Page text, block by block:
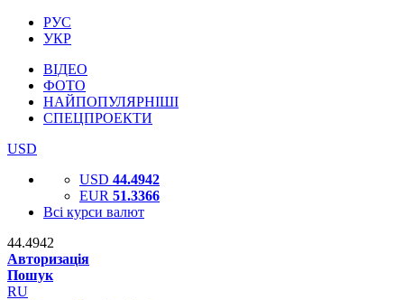
РУС
УКР
ВІДЕО
ФОТО
НАЙПОПУЛЯРНІШІ
СПЕЦПРОЕКТИ
USD
USD 44.4942
EUR 51.3366
Всі курси валют
44.4942
Авторизація
Пошук
RU